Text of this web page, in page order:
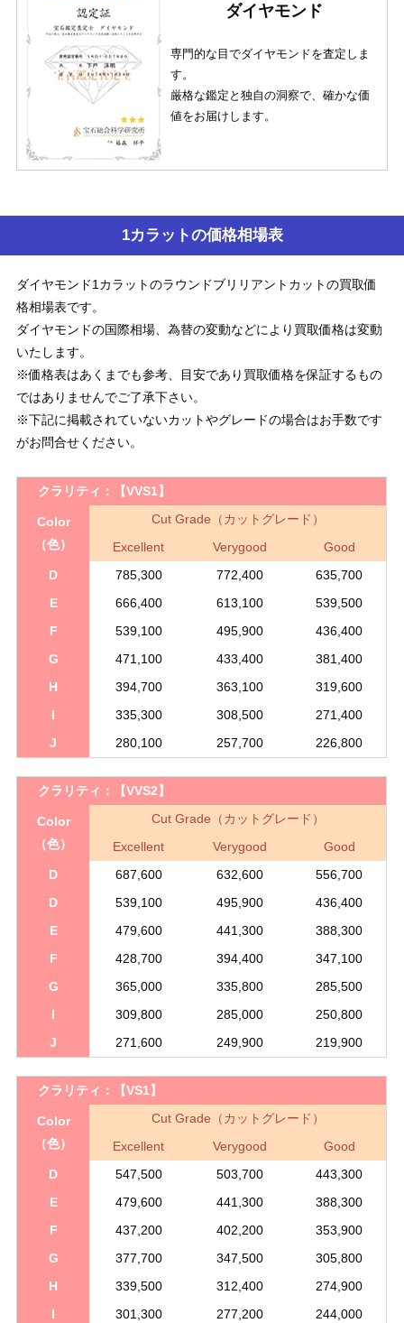
ダイヤモンド
専門的な目でダイヤモンドを査定しま
す。
厳格な鑑定と独自の洞察で、確かな価
値をお届けします。
1カラットの価格相場表
ダイヤモンド1カラットのラウンドブリリアントカットの買取価
格相場表です。
ダイヤモンドの国際相場、為替の変動などにより買取価格は変動
いたします。
※価格表はあくまでも参考、目安であり買取価格を保証するもの
ではありませんでご了承下さい。
※下記に掲載されていないカットやグレードの場合はお手数です
がお問合せください。
クラリティ： 【VVS1】
Color
（色）
Cut Grade（カットグレード）
Excellent
Verygood
Good
D
785,300 772,400
635,700
E
666,400 613,100
539,500
F
539,100 495,900
436,400
G
471,100 433,400
381,400
H
394,700 363,100
319,600
I
335,300 308,500
271,400
J
280,100 257,700 226,800
クラリティ： 【VVS2】
Color
（色）
Cut Grade（カットグレード）
Excellent
Verygood
Good
D
687,600 632,600
556,700
D
539,100 495,900
436,400
E
479,600 441,300
388,300
F
428,700 394,400
347,100
G
365,000 335,800
285,500
I
309,800 285,000
250,800
J
271,600 249,900 219,900
クラリティ： 【VS1】
Color
（色）
Cut Grade（カットグレード）
Excellent
Verygood
Good
D
547,500 503,700
443,300
E
479,600 441,300
388,300
F
437,200 402,200
353,900
G
377,700 347,500
305,800
H
339,500 312,400
274,900
I
301,300 277,200
244,000